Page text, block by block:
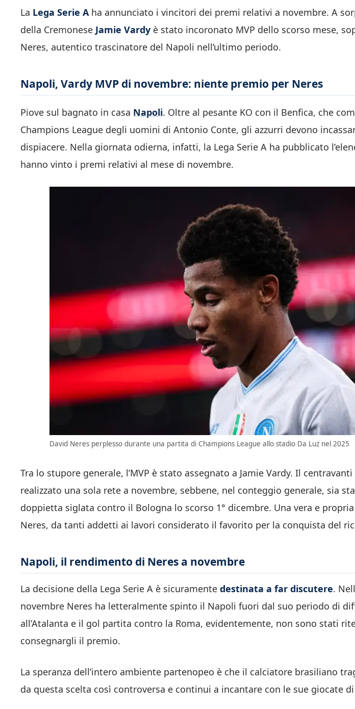
La Lega Serie Aha annunciato i vincitori dei premi relativi a novembre. A
della Cremonese Jamie Vardy è stato incoronato MVP dello scorso mese,
Neres, autentico trascinatore del Napoli nell’ultimo periodo.
Napoli, Vardy MVP di novembre: niente premio per Neres
Piove sul bagnato in casa Napoli. Oltre al pesante KO con il Benfica, che
Champions League degli uomini di Antonio Conte, gli azzurri devono
dispiacere. Nella giornata odierna, infatti, la Lega Serie A ha pubblicato
hanno vinto i premi relativi al mese di novembre.
David Neres perplesso durante una partita di Champions League allo stadio Da Luz nel 2025
Tra lo stupore generale, l’MVP è stato assegnato a Jamie Vardy. Il
realizzato una sola rete a novembre, sebbene, nel conteggio generale, sia
doppietta siglata contro il Bologna lo scorso 1° dicembre. Una vera e
Neres, da tanti addetti ai lavori considerato il favorito per la conquista del
Napoli, il rendimento di Neres a novembre
La decisione della Lega Serie A è sicuramente destinata a far discutere.
novembre Neres ha letteralmente spinto il Napoli fuori dal suo periodo di
all’Atalanta e il gol partita contro la Roma, evidentemente, non sono stati
consegnargli il premio.
La speranza dell’intero ambiente partenopeo è che il calciatore brasiliano
da questa scelta così controversa e continui a incantare con le sue giocate